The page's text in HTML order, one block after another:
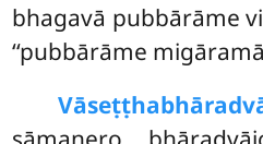
bhagavā pubbārāme
‘‘pubbārāme